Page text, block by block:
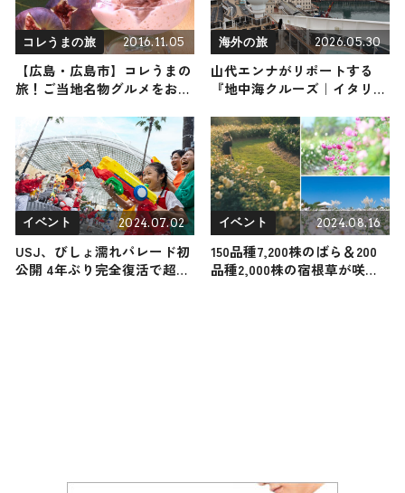
コレうまの旅 2016.11.05
【広島・広島市】コレうまの
旅！ご当地名物グルメをお届
海外の旅 2026.05.30
山代エンナがリポートする
『地中海クルーズ｜イタリ
すめ観光スポットやグルメを
紹介 2026年5月30日放送
イベント 2024.07.02
USJ、びしょ濡れパレード初
公開 4年ぶり完全復活で超爽
イベント 2024.08.16
150品種7,200株のばら＆200
品種2,000株の宿根草が咲き